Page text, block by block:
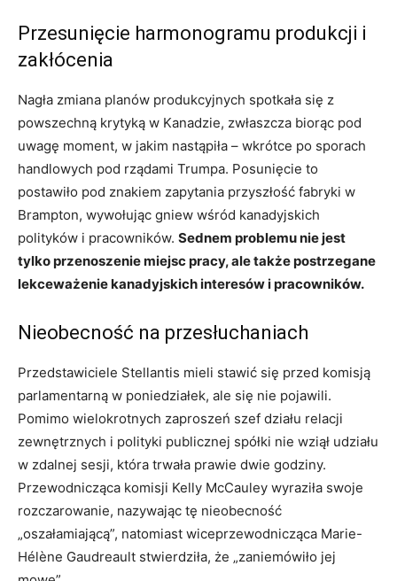
Przesunięcie harmonogramu produkcji i
zakłócenia
Nagła zmiana planów produkcyjnych spotkała się z
powszechną krytyką w Kanadzie, zwłaszcza biorąc pod
uwagę moment, w jakim nastąpiła – wkrótce po sporach
handlowych pod rządami Trumpa. Posunięcie to
postawiło pod znakiem zapytania przyszłość fabryki w
Brampton, wywołując gniew wśród kanadyjskich
polityków i pracowników. Sednem problemu nie jest
tylko przenoszenie miejsc pracy, ale także postrzegane
lekceważenie kanadyjskich interesów i pracowników.
Nieobecność na przesłuchaniach
Przedstawiciele Stellantis mieli stawić się przed komisją
parlamentarną w poniedziałek, ale się nie pojawili.
Pomimo wielokrotnych zaproszeń szef działu relacji
zewnętrznych i polityki publicznej spółki nie wziął udziału
w zdalnej sesji, która trwała prawie dwie godziny.
Przewodnicząca komisji Kelly McCauley wyraziła swoje
rozczarowanie, nazywając tę ​​nieobecność
„oszałamiającą”, natomiast wiceprzewodnicząca Marie-
Hélène Gaudreault stwierdziła, że ​​„zaniemówiło jej